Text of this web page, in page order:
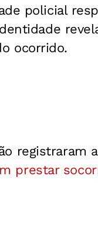
policial
ocorrido.
registraram
prestar